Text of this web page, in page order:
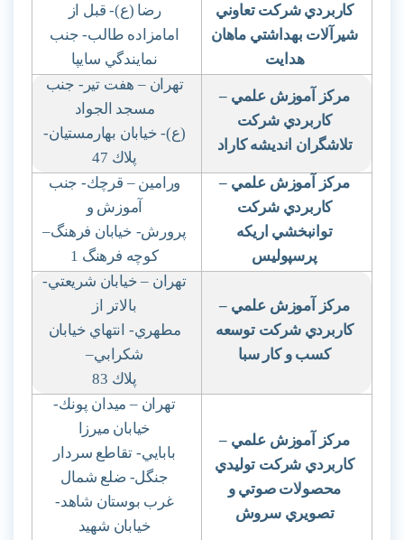
كاربردي شركت تعاوني
شيرآلات بهداشتي ماهان
هدايت
رضا (ع)- قبل از
امامزاده طالب- جنب
نمايندگي سايپا
مركز آموزش علمي –
كاربردي شركت
تلاشگران انديشه كاراد
تهران – هفت تير- جنب
مسجد الجواد
(ع)- خيابان بهارمستيان-
پلاك 47
مركز آموزش علمي –
كاربردي شركت
توانبخشي اريكه
پرسپوليس
ورامين – قرچك- جنب
آموزش و
پرورش- خيابان فرهنگ–
كوچه فرهنگ 1
مركز آموزش علمي –
كاربردي شركت توسعه
كسب و كار سبا
تهران – خيابان شريعتي-
بالاتر از
مطهري- انتهاي خيابان
شكرابي–
پلاك 83
مركز آموزش علمي –
كاربردي شركت توليدي
محصولات صوتي و
تصويري سروش
تهران – ميدان پونك-
خيابان ميرزا
بابايي- تقاطع سردار
جنگل- ضلع شمال
غرب بوستان شاهد-
خيابان شهيد